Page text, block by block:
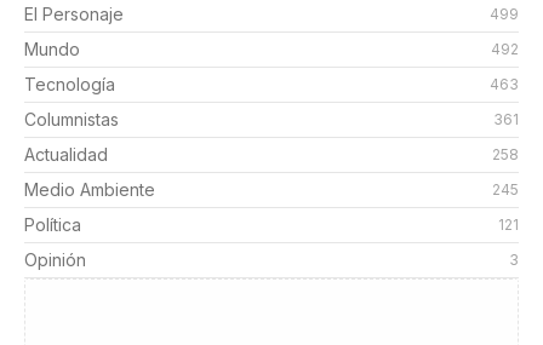
El Personaje 499
Mundo 492
Tecnología 463
Columnistas 361
Actualidad 258
Medio Ambiente 245
Política 121
Opinión 3